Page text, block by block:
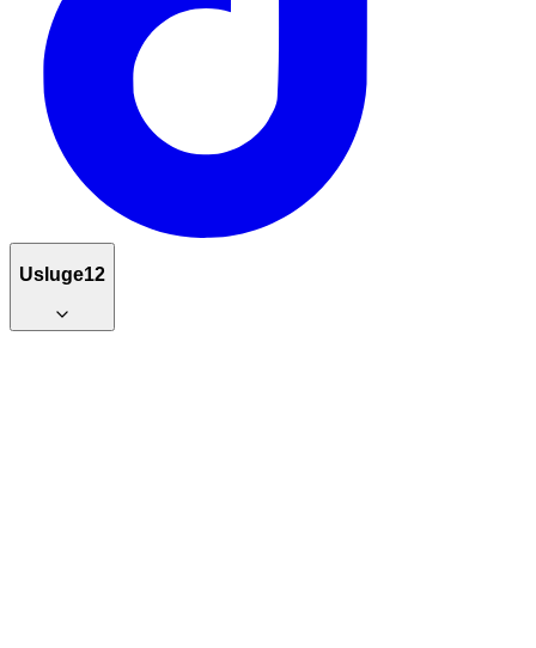
Usluge12